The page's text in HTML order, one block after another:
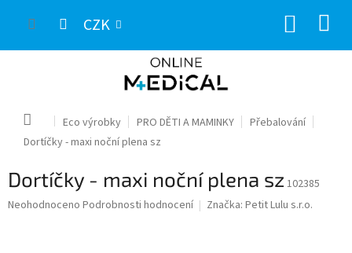
CZK
Domů Eco výrobky PRO DĚTI A MAMINKY
Přebalování
Dortíčky - maxi noční plena sz
Dortíčky - maxi noční plena sz 102385
Průměrné
Neohodnoceno Podrobnosti hodnocení Značka: Petit Lulu s.r.o.